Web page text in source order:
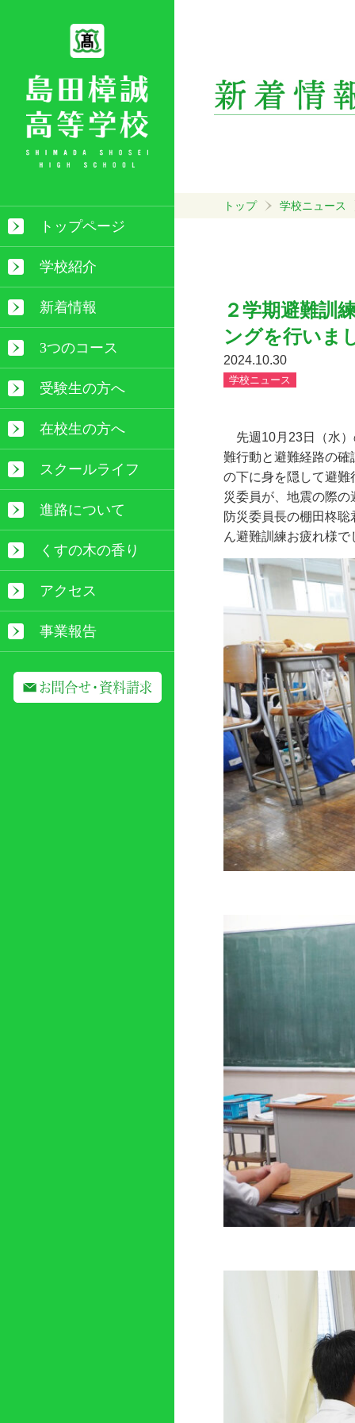
トップページ
学校紹介
新着情報
3つのコース
受験生の方へ
在校生の方へ
スクールライフ
進路について
くすの木の香り
アクセス
事業報告
トップ 学校ニュース
２学期避難訓
ングを行いま
2024.10.30
学校ニュース
先週 10月 23日（水
難行動と避難経路の
の下に身を隠して避
災委員が、地震の際
防災委員長の棚田柊聡
ん避難訓練お疲れ様